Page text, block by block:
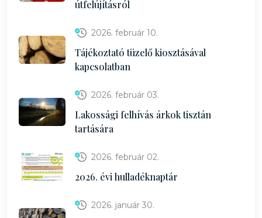
útfelújításról
2026. február 10.
Tájékoztató tüzelő kiosztásával
kapcsolatban
2026. február 03.
Lakossági felhívás árkok tisztán
tartására
2026. február 02.
2026. évi hulladéknaptár
2026. január 30.